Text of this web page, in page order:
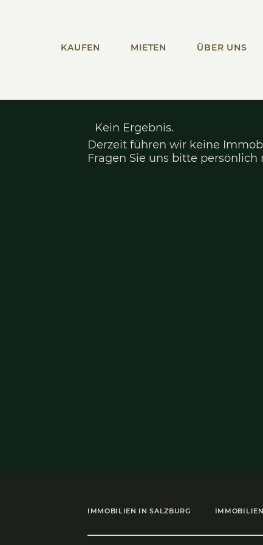
KAUFEN MIETEN ÜBER UNS
Kein Ergebnis.